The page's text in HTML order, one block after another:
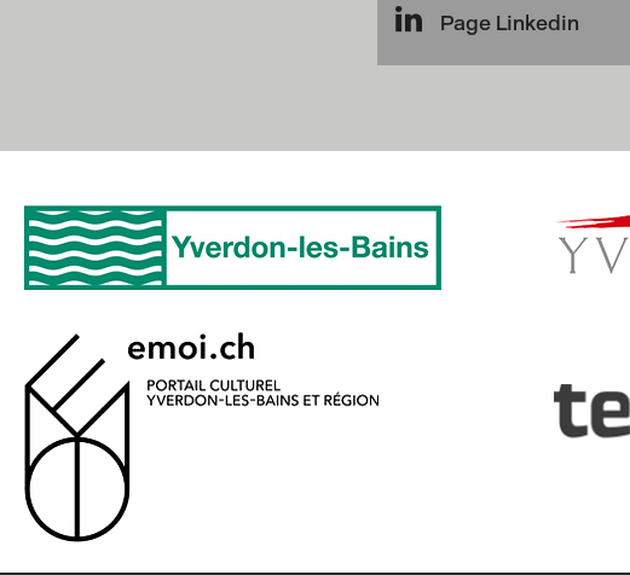
Page Linkedin